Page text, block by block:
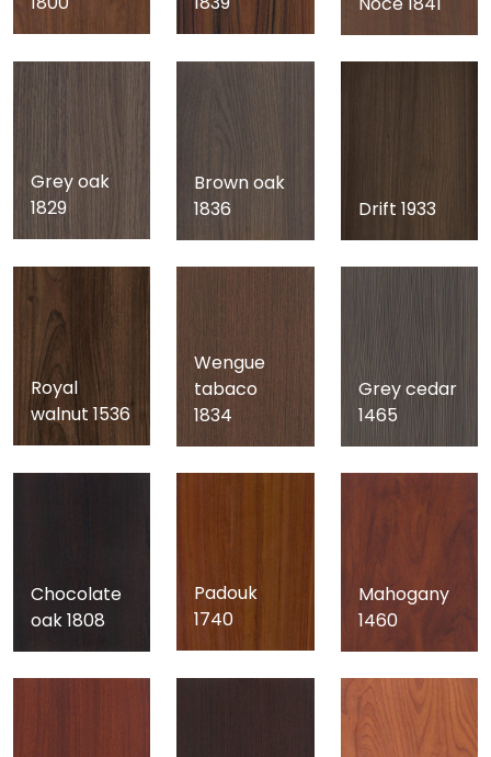
Grey oak
1829
Brown oak
1836
Drift 1933
Royal
walnut 1536
Wengue
tabaco
1834
Grey cedar
1465
Chocolate
oak 1808
Padouk
1740
Mahogany
1460